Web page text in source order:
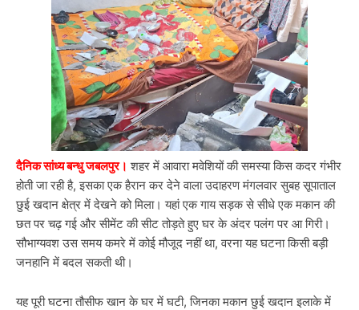
दैनिक सांध्य बन्धु जबलपुर। शहर में आवारा मवेशियों की समस्या किस कदर गंभीर
होती जा रही है, इसका एक हैरान कर देने वाला उदाहरण मंगलवार सुबह सूपाताल
छुई खदान क्षेत्र में देखने को मिला। यहां एक गाय सड़क से सीधे एक मकान की
छत पर चढ़ गई और सीमेंट की सीट तोड़ते हुए घर के अंदर पलंग पर आ गिरी।
सौभाग्यवश उस समय कमरे में कोई मौजूद नहीं था, वरना यह घटना किसी बड़ी
जनहानि में बदल सकती थी।
यह पूरी घटना तौसीफ खान के घर में घटी, जिनका मकान छुई खदान इलाके में